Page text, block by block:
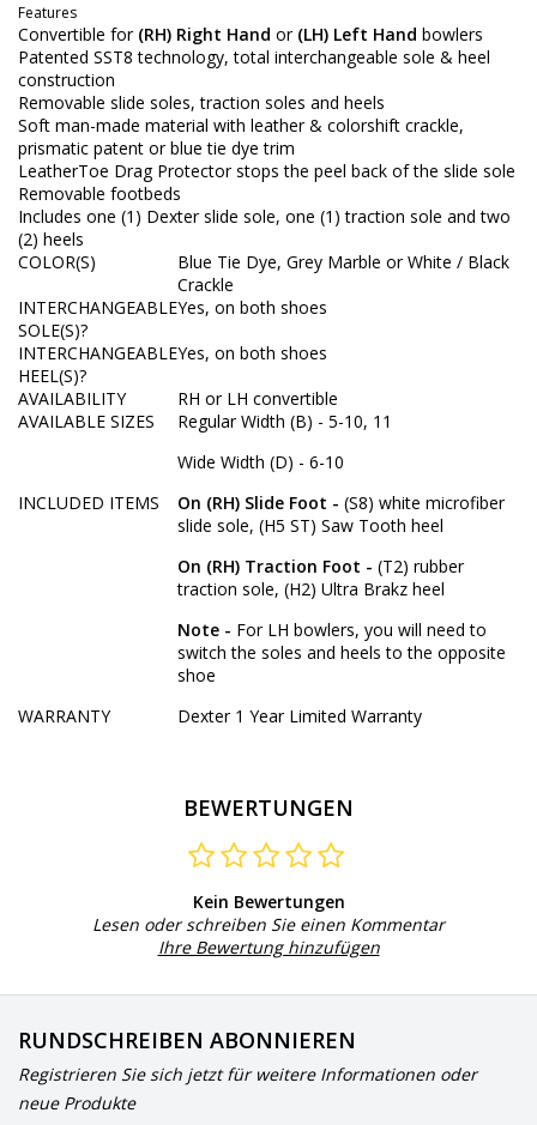
Features
Convertible for (RH) Right Hand or (LH) Left Hand bowlers
Patented SST8 technology, total interchangeable sole & heel
construction
Removable slide soles, traction soles and heels
Soft man-made material with leather & colorshift crackle,
prismatic patent or blue tie dye trim
LeatherToe Drag Protector stops the peel back of the slide sole
Removable footbeds
Includes one (1) Dexter slide sole, one (1) traction sole and two
(2) heels
COLOR(S)
Blue Tie Dye, Grey Marble or White / Black
Crackle
INTERCHANGEABLE
SOLE(S)?
Yes, on both shoes
INTERCHANGEABLE
HEEL(S)?
Yes, on both shoes
AVAILABILITY
RH or LH convertible
AVAILABLE SIZES
Regular Width (B) - 5-10, 11
Wide Width (D) - 6-10
INCLUDED ITEMS
On (RH) Slide Foot - (S8) white microfiber
slide sole, (H5 ST) Saw Tooth heel
On (RH) Traction Foot - (T2) rubber
traction sole, (H2) Ultra Brakz heel
Note - For LH bowlers, you will need to
switch the soles and heels to the opposite
shoe
WARRANTY
Dexter 1 Year Limited Warranty
BEWERTUNGEN
Kein Bewertungen
Lesen oder schreiben Sie einen Kommentar
Ihre Bewertung hinzufügen
RUNDSCHREIBEN ABONNIEREN
Registrieren Sie sich jetzt für weitere Informationen oder
neue Produkte